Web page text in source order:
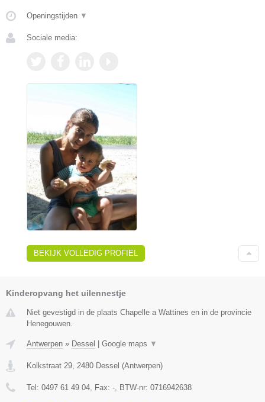
Openingstijden ▼
Sociale media:
BEKIJK VOLLEDIG PROFIEL
Kinderopvang het uilennestje
Niet gevestigd in de plaats Chapelle a Wattines en in de provincie
Henegouwen.
Antwerpen » Dessel | Google maps ▼
Kolkstraat 29 2480 Dessel (Antwerpen)
Tel: 0497 61 49 04 , Fax: - , BTW-nr: 0716942638